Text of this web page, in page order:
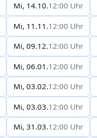
Mi, 14.10.12:00 Uhr
Mi, 11.11.12:00 Uhr
Mi, 09.12.12:00 Uhr
Mi, 06.01.12:00 Uhr
Mi, 03.02.12:00 Uhr
Mi, 03.03.12:00 Uhr
Mi, 31.03.12:00 Uhr